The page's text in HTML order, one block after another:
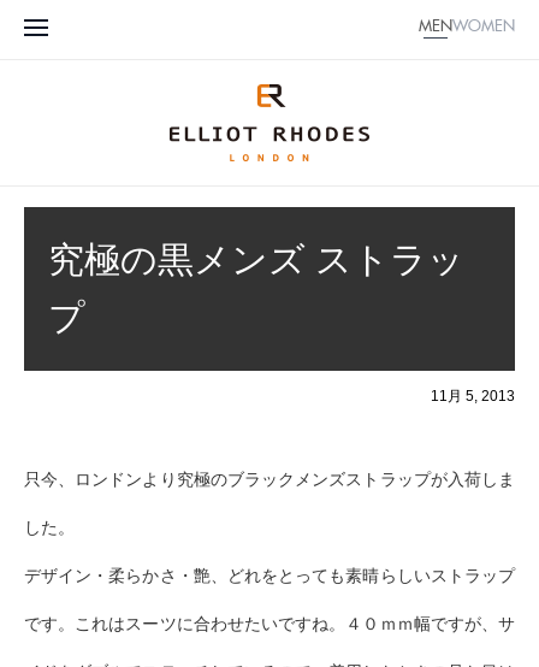
MENWOMEN
究極の黒メンズ ストラッ
プ
11月 5, 2013
只今、ロンドンより究極のブラックメンズストラップが入荷しま
した。
デザイン・柔らかさ・艶、どれをとっても素晴らしいストラップ
です。これはスーツに合わせたいですね。４０ｍｍ幅ですが、サ